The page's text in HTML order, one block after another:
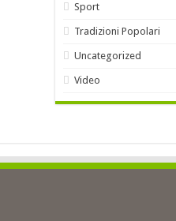
Sport
Tradizioni Popolari
Uncategorized
Video